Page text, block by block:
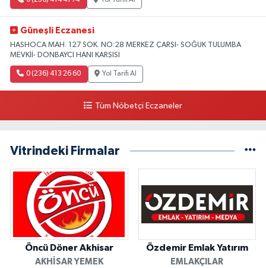
Güneşli Eczanesi
HASHOCA MAH. 127 SOK. NO:28 MERKEZ ÇARŞI- SOĞUK TULUMBA
MEVKİİ- DONBAYCI HANI KARŞISI
0 (236) 413 26 60 Yol Tarifi Al
Tüm Nöbetçi Eczaneler
Vitrindeki Firmalar
Öncü Döner Akhisar
AKHISAR YEMEK
Özdemir Emlak Yatırım
EMLAKÇILAR